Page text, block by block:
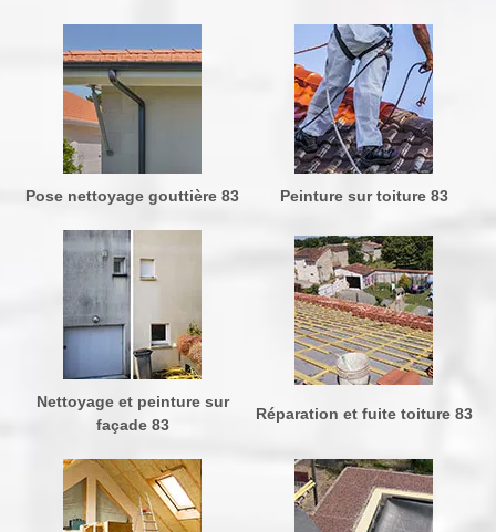
Pose nettoyage gouttière 83 Peinture sur toiture 83
Nettoyage et peinture sur
façade 83
Réparation et fuite toiture 83